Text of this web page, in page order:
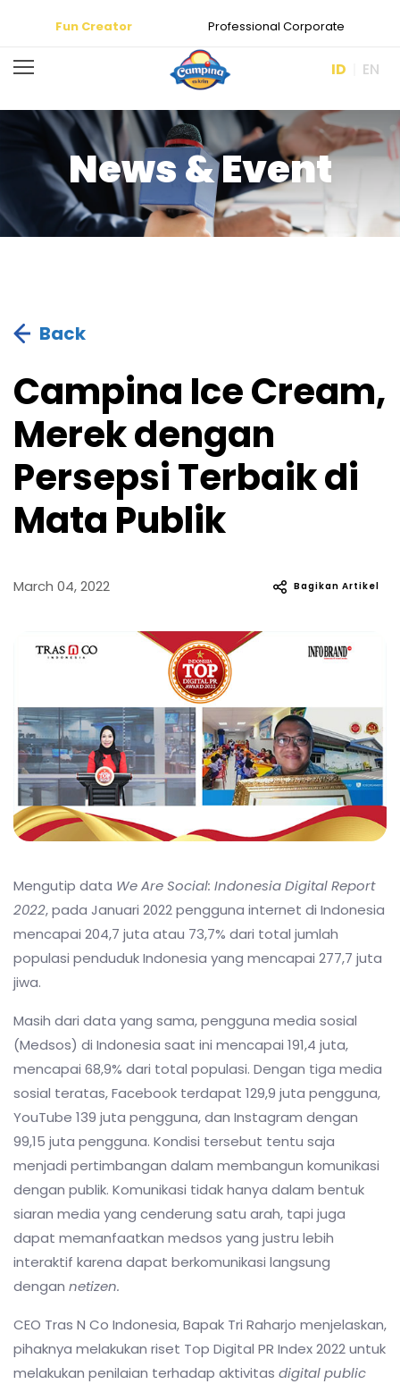
Fun Creator Professional Corporate
ID EN
News & Event
Back
Campina Ice Cream,
Merek dengan
Persepsi Terbaik di
Mata Publik
March 04, 2022 Bagikan Artikel
Mengutip data We Are Social: Indonesia Digital Report
2022, pada Januari 2022pengguna internet di Indonesia
mencapai 204,7 juta atau 73,7% dari total jumlah
populasi penduduk Indonesia yang mencapai 277,7 juta
jiwa.
Masih dari data yang sama, pengguna media sosial
(Medsos) di Indonesia saat ini mencapai 191,4 juta,
mencapai 68,9% dari total populasi. Dengan tiga media
sosial teratas, Facebook terdapat 129,9 juta pengguna,
YouTube 139 juta pengguna, dan Instagram dengan
99,15 juta pengguna. Kondisi tersebut tentu saja
menjadi pertimbangan dalam membangun komunikasi
dengan publik. Komunikasi tidak hanya dalam bentuk
siaran media yang cenderung satu arah, tapi juga
dapat memanfaatkan medsos yang justru lebih
interaktif karena dapat berkomunikasi langsung
dengan netizen.
CEO Tras N Co Indonesia, Bapak Tri Raharjo menjelaskan,
pihaknya melakukan riset Top Digital PR Index 2022 untuk
melakukan penilaian terhadap aktivitas digital public